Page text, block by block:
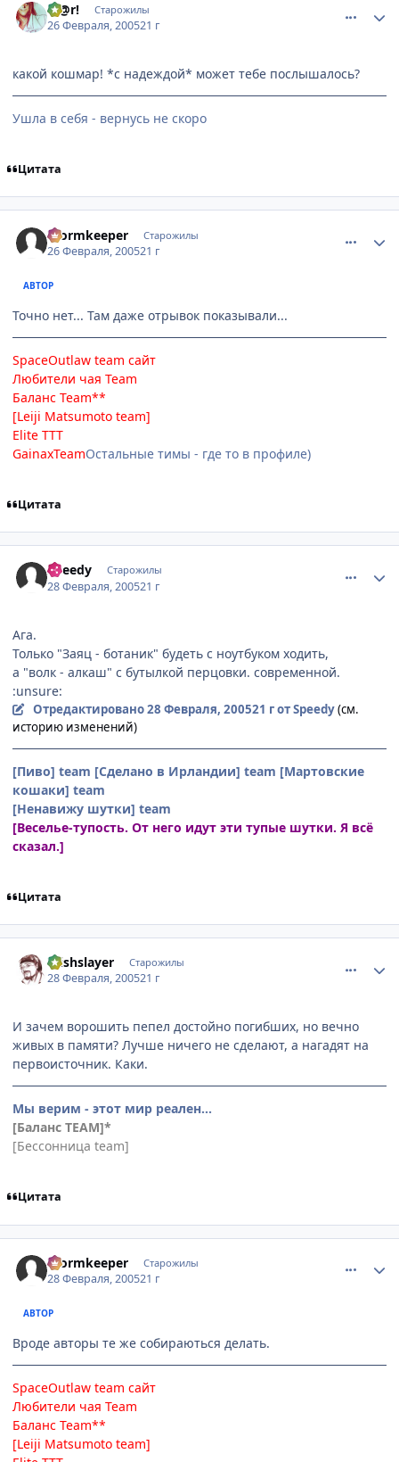
M@r! Старожилы
26 Февраля, 200521 г
какой кошмар! *с надеждой* может тебе послышалось?
Ушла в себя - вернусь не скоро
Цитата
Wormkeeper Старожилы
26 Февраля, 200521 г
АВТОР
Точно нет... Там даже отрывок показывали...
SpaceOutlaw team сайт
Любители чая Team
Баланс Team**
[Leiji Matsumoto team]
Elite TTT
GainaxTeamОстальные тимы - где то в профиле)
Цитата
Speedy Старожилы
28 Февраля, 200521 г
Ага.
Только "Заяц - ботаник" будеть с ноутбуком ходить,
а "волк - алкаш" с бутылкой перцовки. современной.
:unsure:
Отредактировано28 Февраля, 200521 гот Speedy(см.
историю изменений)
[Пиво] team [Сделано в Ирландии] team [Мартовские
кошаки] team
[Ненавижу шутки] team
[Веселье-тупость. От него идут эти тупые шутки. Я всё
сказал.]
Цитата
Wishslayer Старожилы
28 Февраля, 200521 г
И зачем ворошить пепел достойно погибших, но вечно
живых в памяти? Лучше ничего не сделают, а нагадят на
первоисточник. Каки.
Мы верим - этот мир реален...
[Баланс TEAM]*
[Бессонница team]
Цитата
Wormkeeper Старожилы
28 Февраля, 200521 г
АВТОР
Вроде авторы те же собираються делать.
SpaceOutlaw team сайт
Любители чая Team
Баланс Team**
[Leiji Matsumoto team]